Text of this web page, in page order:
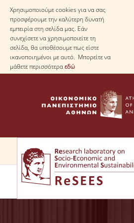
Χρησιμοποιούμε cookies για να σας
προσφέρουμε την καλύτερη δυνατή
εμπειρία στη σελίδα μας. Εάν
συνεχίσετε να χρησιμοποιείτε τη
σελίδα, θα υποθέσουμε πως είστε
ικανοποιημένοι με αυτό. Μπορείτε να
μάθετε περισσότεραεδώ
ΣΧΕΤΙΚΑ